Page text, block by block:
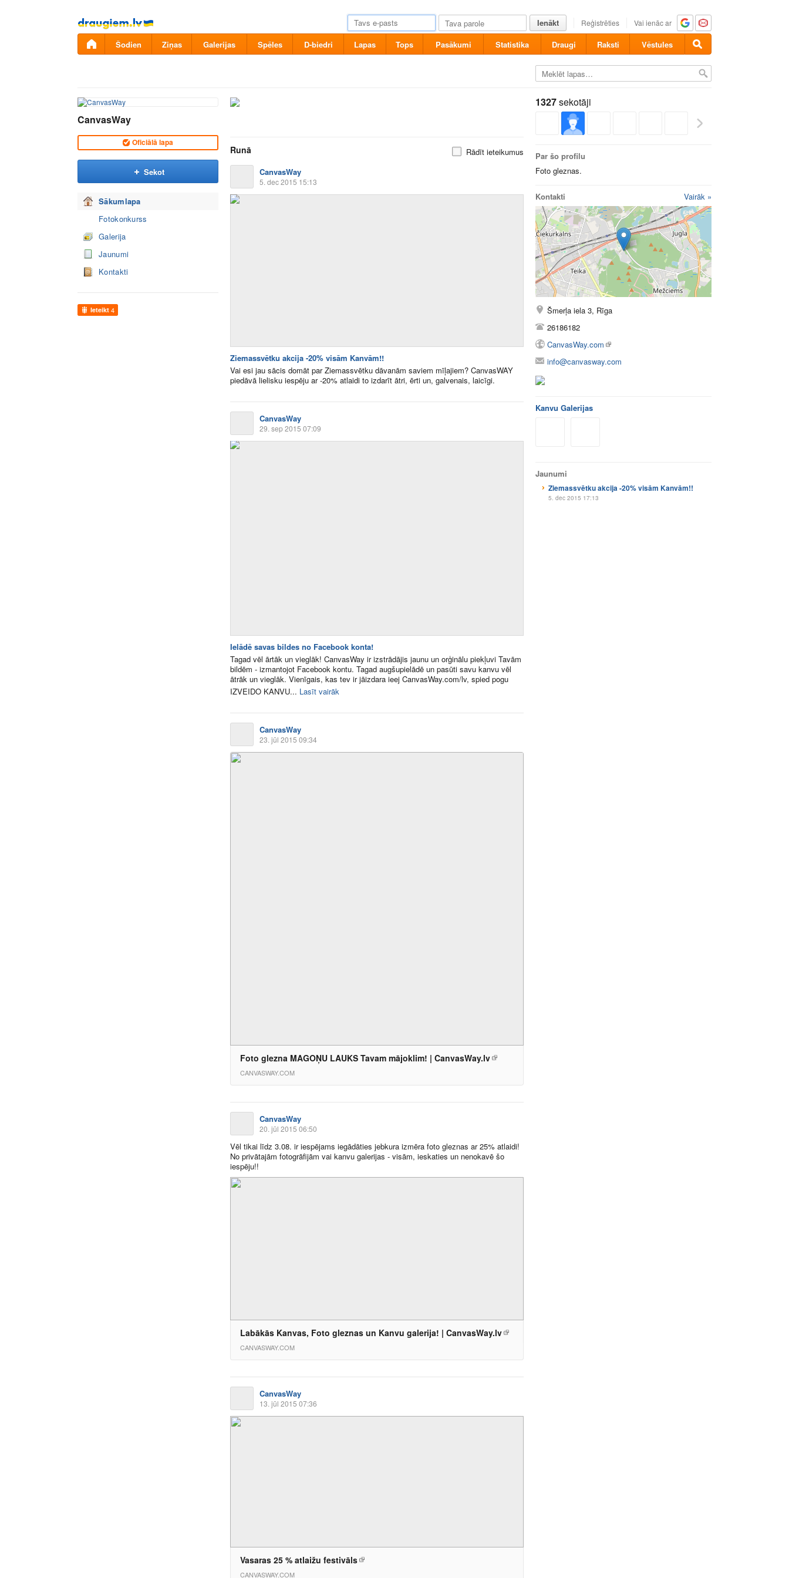
Pāriet
uz
saturu
Ienākt Reģistrēties Vai ienāc ar
Šodien Ziņas Galerijas Spēles D-biedri Lapas Tops Pasākumi Statistika Draugi Raksti Vēstules
CanvasWay
Oficiālā lapa
Sekot
Sākumlapa
Fotokonkurss
Galerija
Jaunumi
Kontakti
Ieteikt 4
Runā
Rādīt ieteikumus
CanvasWay
5. dec 2015 15:13
Ziemassvētku akcija -20% visām Kanvām!!
Vai esi jau sācis domāt par Ziemassvētku dāvanām saviem mīļajiem? CanvasWAY
piedāvā lielisku iespēju ar -20% atlaidi to izdarīt ātri, ērti un, galvenais, laicīgi.
CanvasWay
29. sep 2015 07:09
Ielādē savas bildes no Facebook konta!
Tagad vēl ārtāk un vieglāk! CanvasWay ir izstrādājis jaunu un orģinālu piekļuvi Tavām
bildēm - izmantojot Facebook kontu. Tagad augšupielādē un pasūti savu kanvu vēl
ātrāk un vieglāk. Vienīgais, kas tev ir jāizdara ieej CanvasWay.com/lv, spied pogu
IZVEIDO KANVU... Lasīt vairāk
CanvasWay
23. jūl 2015 09:34
Foto glezna MAGOŅU LAUKS Tavam mājoklim! | CanvasWay.lv
CANVASWAY.COM
CanvasWay
20. jūl 2015 06:50
Vēl tikai līdz 3.08. ir iespējams iegādāties jebkura izmēra foto gleznas ar 25% atlaidi!
No privātajām fotogrāfijām vai kanvu galerijas - visām, ieskaties un nenokavē šo
iespēju!!
Labākās Kanvas, Foto gleznas un Kanvu galerija! | CanvasWay.lv
CANVASWAY.COM
CanvasWay
13. jūl 2015 07:36
Vasaras 25 % atlaižu festivāls
CANVASWAY.COM
1327sekotāji
Par šo profilu
Foto gleznas.
Kontakti Vairāk »
Šmerļa iela 3, Rīga
26186182
CanvasWay.com
info@canvasway.com
Kanvu Galerijas
Jaunumi
Ziemassvētku akcija -20% visām Kanvām!!
5. dec 2015 17:13